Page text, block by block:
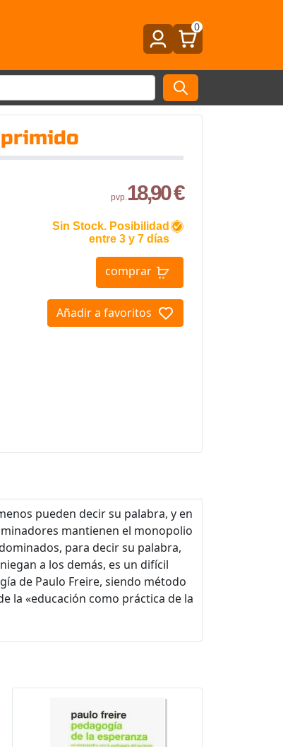
0
pvp. 18,90 €
Sin Stock. Posibilidad
entre 3 y 7 días
comprar
Añadir a favoritos
pueden decir su palabra, y en
mantienen el monopolio
para decir su palabra,
a los demás, es un difícil
de Paulo Freire, siendo método
la «educación como práctica de la